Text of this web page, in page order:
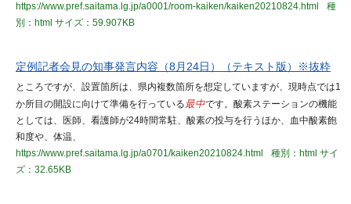
https://www.pref.saitama.lg.jp/a0001/room-kaiken/kaiken20210824.html
種
別：html サイズ：59.907KB
定例記者会見の知事発言内容（8月24日）（テキスト版）※抜粋
ところですが、設置箇所は、県内複数箇所を想定していますが、現時点では1
か所目の開設に向けて準備を行っている最中です。酸素ステーションの機能
としては、医師、看護師が24時間常駐、酸素の投与を行うほか、血中酸素飽
和度や、体温、
https://www.pref.saitama.lg.jp/a0701/kaiken20210824.html
種別：html サイ
ズ：32.65KB